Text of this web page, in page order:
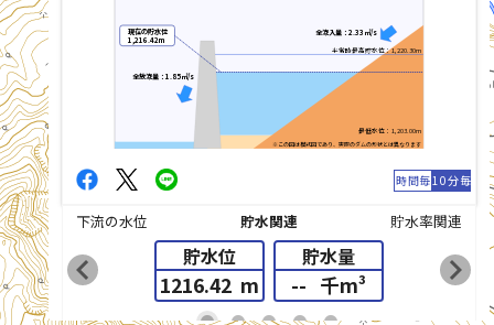
list_alt
※この図は模式図であり、実際のダムの形状とは異なります
平常時最高貯水位：1,220.30m
最低水位：1,203.00m
現在の貯水位
1,216.42m
全流入量：2.33㎥/s
全放流量：1.85㎥/s
時間毎10分毎
下流の水位 貯水関連 貯水率関連
貯水位
1216.42 m
貯水量
-- 千m³
chevron_left chevron_right